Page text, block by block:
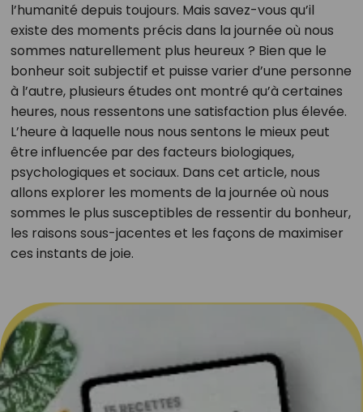
l’humanité depuis toujours. Mais savez-vous qu’il
existe des moments précis dans la journée où nous
sommes naturellement plus heureux ? Bien que le
bonheur soit subjectif et puisse varier d’une personne
à l’autre, plusieurs études ont montré qu’à certaines
heures, nous ressentons une satisfaction plus élevée.
L’heure à laquelle nous nous sentons le mieux peut
être influencée par des facteurs biologiques,
psychologiques et sociaux. Dans cet article, nous
allons explorer les moments de la journée où nous
sommes le plus susceptibles de ressentir du bonheur,
les raisons sous-jacentes et les façons de maximiser
ces instants de joie.